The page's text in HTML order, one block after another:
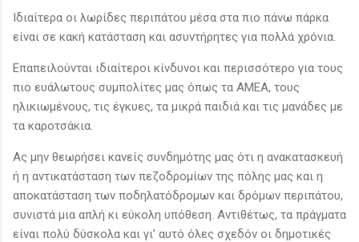
Ιδιαίτερα οι λωρίδες περιπάτου μέσα στα πιο πάνω πάρκα
είναι σε κακή κατάσταση και ασυντήρητες για πολλά χρόνια.
Επαπειλούνται ιδιαίτεροι κίνδυνοι και περισσότερο για τους
πιο ευάλωτους συμπολίτες μας όπως τα ΑΜΕΑ, τους
ηλικιωμένους, τις έγκυες, τα μικρά παιδιά και τις μανάδες με
τα καροτσάκια.
Ας μην θεωρήσει κανείς συνδημότης μας ότι η ανακατασκευή
ή η αντικατάσταση των πεζοδρομίων της πόλης μας και η
αποκατάσταση των ποδηλατόδρομων και δρόμων περιπάτου,
συνιστά μια απλή κι εύκολη υπόθεση. Αντιθέτως, τα πράγματα
είναι πολύ δύσκολα και γι’ αυτό όλες σχεδόν οι δημοτικές